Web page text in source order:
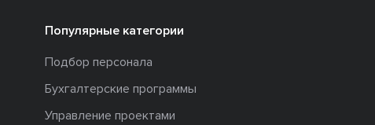
Популярные категории
Подбор персонала
Бухгалтерские программы
Управление проектами